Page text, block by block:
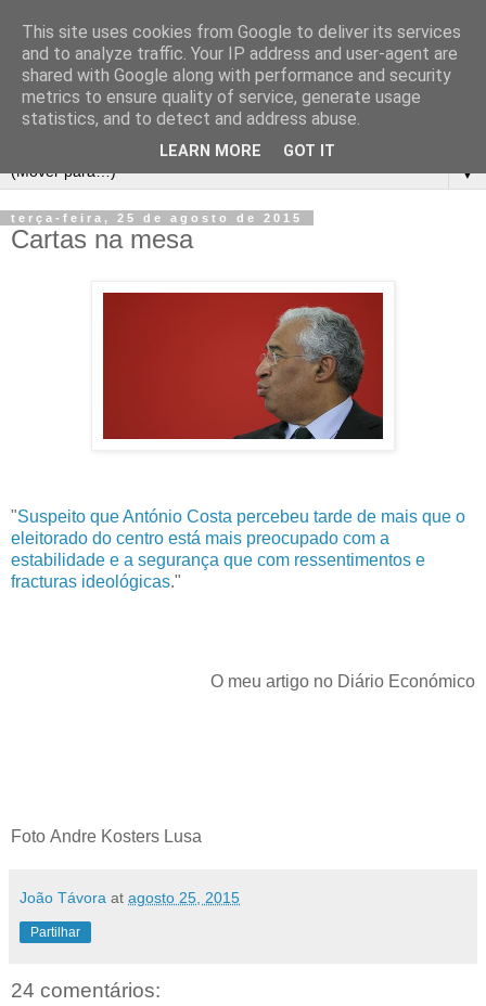
▼
terça-feira, 25 de agosto de 2015
Cartas na mesa
"Suspeito que António Costa percebeu tarde de mais que o
eleitorado do centro está mais preocupado com a
estabilidade e a segurança que com ressentimentos e
fracturas ideológicas."
O meu artigo no Diário Económico
Foto Andre Kosters Lusa
João Távora at agosto 25, 2015
Partilhar
24 comentários:
This site uses cookies from Google to deliver its services
and to analyze traffic. Your IP address and user-agent are
shared with Google along with performance and security
metrics to ensure quality of service, generate usage
statistics, and to detect and address abuse.
LEARN MORE GOT IT